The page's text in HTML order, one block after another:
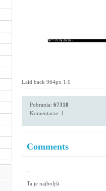
Laid back 964px 1.0
Pobrania: 67318
Komentarze: 1
Comments
-
Ta je najboljši